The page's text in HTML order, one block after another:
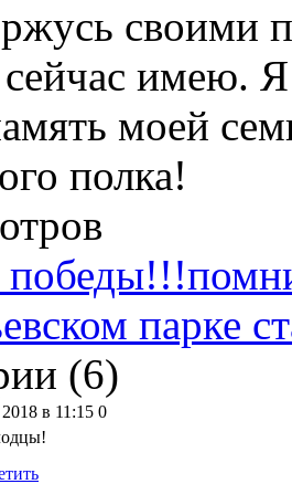
своими
сейчас имею.
моей
полка!
парке
(6)
в 11:15 0